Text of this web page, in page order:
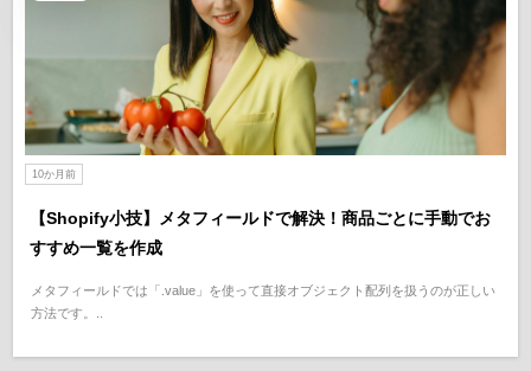
10か月前
【Shopify小技】メタフィールドで解決！商品ごとに手動でお
すすめ一覧を作成
メタフィールドでは「.value」を使って直接オブジェクト配列を扱うのが正しい
方法です。..